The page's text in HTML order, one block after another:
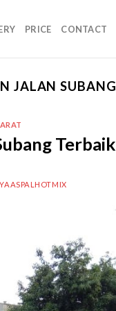
PRICE CONTACT
JALAN SUBANG
Terbaik